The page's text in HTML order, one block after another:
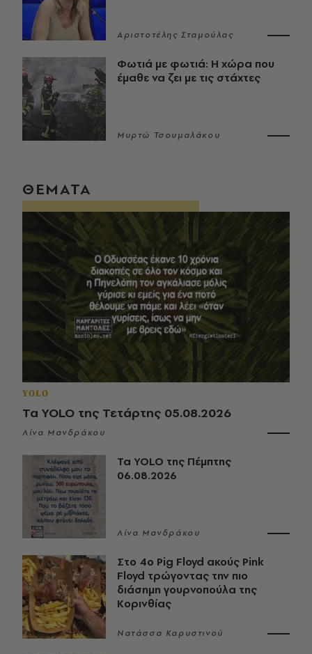
Αριστοτέλης Σταμούλας
Φωτιά με φωτιά: Η χώρα που
έμαθε να ζει με τις στάχτες
Μυρτώ Τσουμαλάκου
ΘΕΜΑΤΑ
YOLO
Τα YOLO της Τετάρτης 05.08.2026
Λίνα Μανδράκου
Τα YOLO της Πέμπτης
06.08.2026
Λίνα Μανδράκου
Στο 4ο Pig Floyd ακούς Pink
Floyd τρώγοντας την πιο
διάσημη γουρνοπούλα της
Κορινθίας
Νατάσσα Καρυστινού